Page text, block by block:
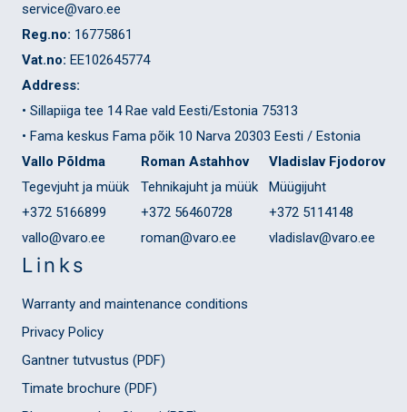
service@varo.ee
Reg.no: 16775861
Vat.no: EE102645774
Address:
• Sillapiiga tee 14 Rae vald Eesti/Estonia 75313
• Fama keskus Fama põik 10 Narva 20303 Eesti / Estonia
Vallo Põldma
Tegevjuht ja müük
+372 5166899
vallo@varo.ee
Roman Astahhov
Tehnikajuht ja müük
+372 56460728
roman@varo.ee
Vladislav Fjodorov
Müügijuht
+372 5114148
vladislav@varo.ee
Links
Warranty and maintenance conditions
Privacy Policy
Gantner tutvustus (PDF)
Timate brochure (PDF)